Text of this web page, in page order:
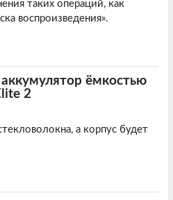
таких операций, как
воспроизведения».
ёмкостью
2
а корпус будет